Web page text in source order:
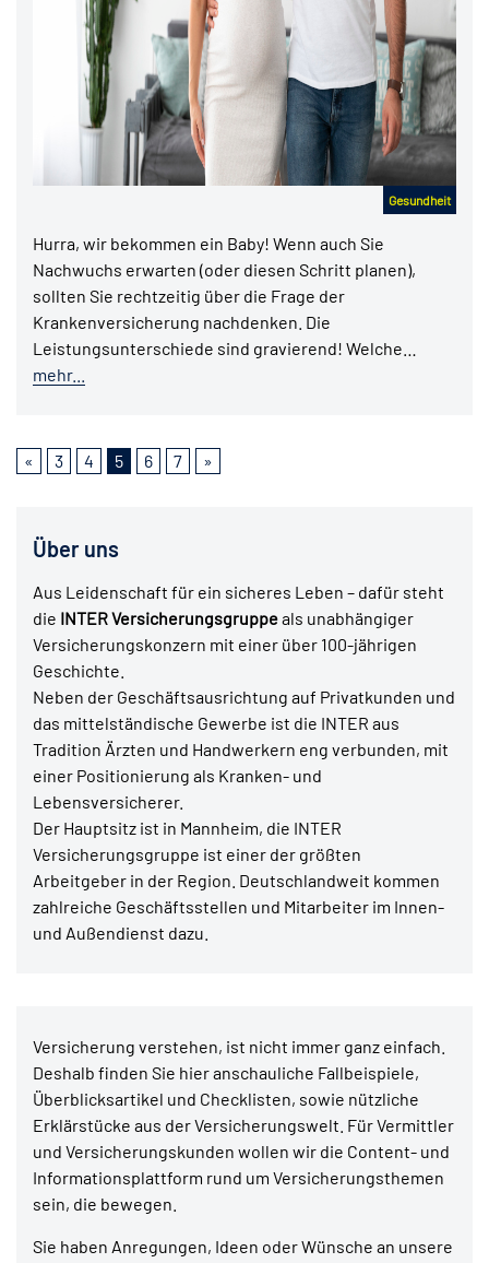
Gesundheit
Hurra, wir bekommen ein Baby! Wenn auch Sie
Nachwuchs erwarten (oder diesen Schritt planen),
sollten Sie rechtzeitig über die Frage der
Krankenversicherung nachdenken. Die
Leistungsunterschiede sind gravierend! Welche…
mehr...
« 3 4 5 6 7 »
Über uns
Aus Leidenschaft für ein sicheres Leben – dafür steht
die INTER Versicherungsgruppeals unabhängiger
Versicherungskonzern mit einer über 100-jährigen
Geschichte.
Neben der Geschäftsausrichtung auf Privatkunden und
das mittelständische Gewerbe ist die INTER aus
Tradition Ärzten und Handwerkern eng verbunden, mit
einer Positionierung als Kranken- und
Lebensversicherer.
Der Hauptsitz ist in Mannheim, die INTER
Versicherungsgruppe ist einer der größten
Arbeitgeber in der Region. Deutschlandweit kommen
zahlreiche Geschäftsstellen und Mitarbeiter im Innen-
und Außendienst dazu.
Versicherung verstehen, ist nicht immer ganz einfach.
Deshalb finden Sie hier anschauliche Fallbeispiele,
Überblicksartikel und Checklisten, sowie nützliche
Erklärstücke aus der Versicherungswelt. Für Vermittler
und Versicherungskunden wollen wir die Content- und
Informationsplattform rund um Versicherungsthemen
sein, die bewegen.
Sie haben Anregungen, Ideen oder Wünsche an unsere